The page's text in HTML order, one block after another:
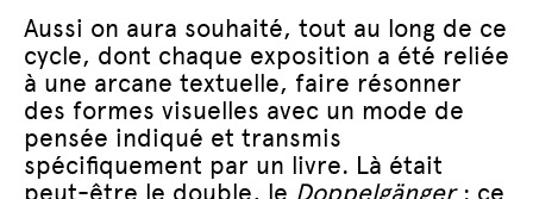
Aussi on aura souhaité, tout au long de ce
cycle, dont chaque exposition a été reliée
à une arcane textuelle, faire résonner
des formes visuelles avec un mode de
pensée indiqué et transmis
spécifiquement par un livre. Là était
peut-être le double, le Doppelgänger: ce